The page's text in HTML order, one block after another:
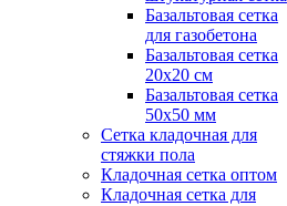
Базальтовая сетка
для газобетона
Базальтовая сетка
20x20 см
Базальтовая сетка
50x50 мм
Сетка кладочная для
стяжки пола
Кладочная сетка оптом
Кладочная сетка для